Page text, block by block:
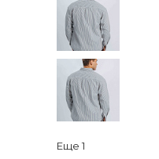
Еще 1